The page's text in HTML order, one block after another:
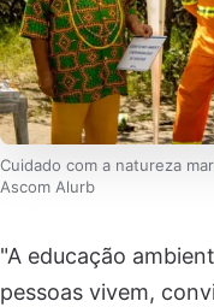
Cuidado com a natureza
Ascom Alurb
"A educação
pessoas vivem,